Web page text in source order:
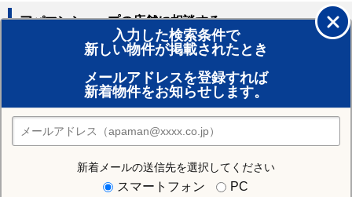
入力した検索条件で
新しい物件が掲載されたとき
メールアドレスを登録すれば
新着物件をお知らせします。
新着メールの送信先を選択してください
スマートフォン PC
アパマンショップの店舗に相談する
賃貸のプロがお部屋探し！
おまかせ物件リクエスト
住みたい街の店舗を探す
店舗検索
住む街研究所で神宮寺駅の情報を見る